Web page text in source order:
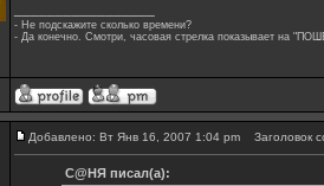
- Не подскажите сколько времени?
- Да конечно. Смотри, часовая стрелка показывает на
Добавлено: Вт Янв 16, 2007 1:04 pm Заголовок
С@НЯ писал(а):